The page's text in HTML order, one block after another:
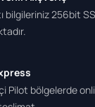
bilgileriniz 256bit
Pilot bölgelerde